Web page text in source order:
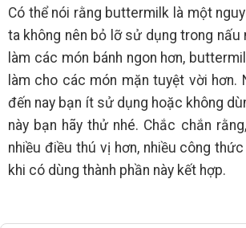
Có thể nói rằng buttermilk là một
ta không nên bỏ lỡ sử dụng trong nấu
làm các món bánh ngon hơn,
làm cho các món mặn tuyệt vời hơn.
đến nay bạn ít sử dụng hoặc không
này bạn hãy thử nhé. Chắc chắn
nhiều điều thú vị hơn, nhiều công
khi có dùng thành phần này kết hợp.